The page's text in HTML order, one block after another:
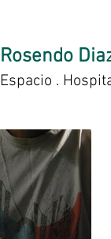
Rosendo
Espacio .